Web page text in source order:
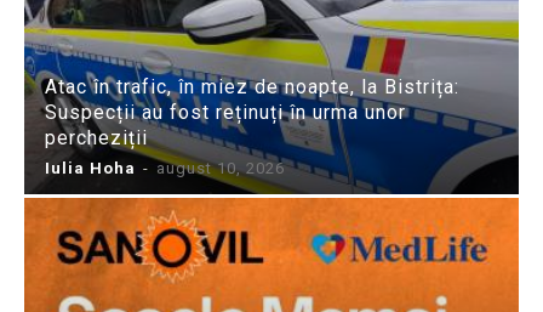
Atac în trafic, în miez de noapte, la Bistrița:
Suspecții au fost reținuți în urma unor
percheziții
Iulia Hoha - august 10, 2026